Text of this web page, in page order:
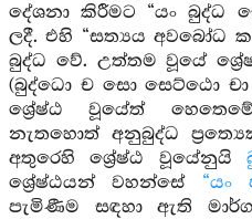
දේශනා කිරීමට “යං
ලදී. එහි “සත්‍යය අවබෝධ
බුද්ධ වේ. උත්තම වූයේ
(බුද්ධො ච සො සෙට්ඨො
ශ්‍රේෂ්ඨ වූයේත්
නැතහොත් අනුබුද්ධ
අතුරෙහි ශ්‍රේෂ්ඨ වූයේනුයි
ශ්‍රේෂ්ඨයන් වහන්සේ “යං
පැමිණීම සඳහා ඇති